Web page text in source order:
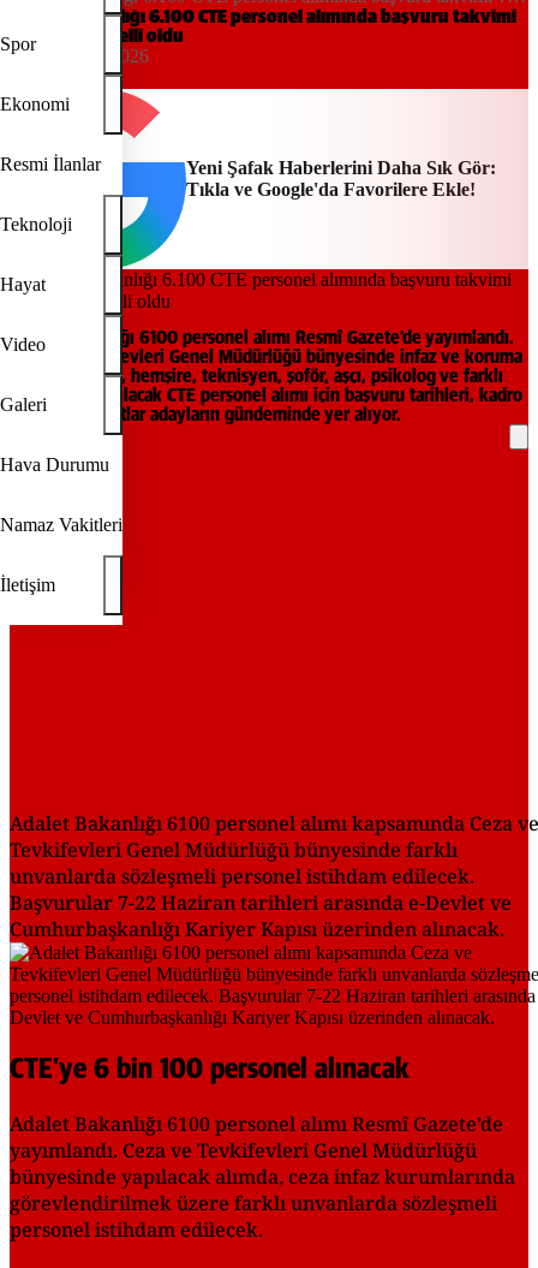
Spor
Ekonomi
Resmi İlanlar
Teknoloji
Hayat
Video
Galeri
Hava Durumu
Namaz Vakitleri
İletişim
kadrolar belli oldu
Adalet Bakanlığı 6.100 CTE personel alımında başvuru takvimi
ve kadrolar belli oldu
01:05, 06/06/2026
Yeni Şafak Haberlerini Daha Sık Gör:
Tıkla ve Google'da Favorilere Ekle!
Adalet Bakanlığı 6100 personel alımı Resmî Gazete’de yayımlandı.
Ceza ve Tevkifevleri Genel Müdürlüğü bünyesinde infaz ve koruma
memuru, kâtip, hemşire, teknisyen, şoför, aşçı, psikolog ve farklı
branşlarda yapılacak CTE personel alımı için başvuru tarihleri, kadro
dağılımı ve şartlar adayların gündeminde yer alıyor.
Adalet Bakanlığı 6100 personel alımı kapsamında Ceza ve
Tevkifevleri Genel Müdürlüğü bünyesinde farklı
unvanlarda sözleşmeli personel istihdam edilecek.
Başvurular 7-22 Haziran tarihleri arasında e-Devlet ve
Cumhurbaşkanlığı Kariyer Kapısı üzerinden alınacak.
CTE’ye 6 bin 100 personel alınacak
Adalet Bakanlığı 6100 personel alımı Resmî Gazete’de
yayımlandı. Ceza ve Tevkifevleri Genel Müdürlüğü
bünyesinde yapılacak alımda, ceza infaz kurumlarında
görevlendirilmek üzere farklı unvanlarda sözleşmeli
personel istihdam edilecek.